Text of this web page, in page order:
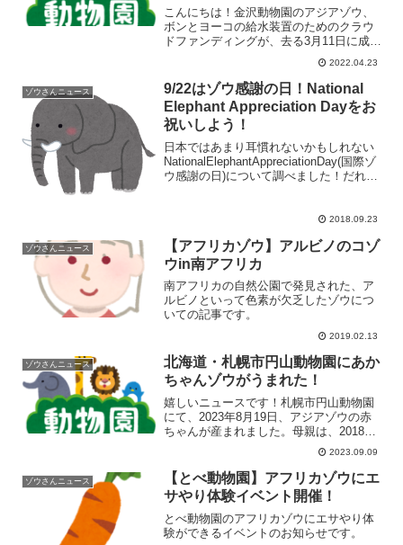
こんにちは！金沢動物園のアジアゾウ、
ボンとヨーコの給水装置のためのクラウ
ドファンディングが、去る3月11日に成立
していました。金沢動物園40周年PJ｜園
の象徴、ゾウのボンとヨーコに給水装置
を金沢動物園開園40周年プロジェクト
インドゾウのボ...
2022.04.23
ゾウさんニュース
9/22はゾウ感謝の日！National
Elephant Appreciation Dayをお
祝いしよう！
日本ではあまり耳慣れないかもしれない
NationalElephantAppreciationDay(国際ゾ
ウ感謝の日)について調べました！だれが
2018.09.23
ゾウさんニュース
【アフリカゾウ】アルビノのコゾ
ウin南アフリカ
南アフリカの自然公園で発見された、ア
ルビノといって色素が欠乏したゾウにつ
いての記事です。
2019.02.13
ゾウさんニュース
北海道・札幌市円山動物園にあか
ちゃんゾウがうまれた！
嬉しいニュースです！札幌市円山動物園
にて、2023年8月19日、アジアゾウの赤
ちゃんが産まれました。母親は、2018年
11月にミャンマーより来園した「パー
ル」、父親はパールと同時に同じくミャ
ンマーより来園した「シュテイン」で
す。国内で「準間...
2023.09.09
ゾウさんニュース
【とべ動物園】アフリカゾウにエ
サやり体験イベント開催！
とべ動物園のアフリカゾウにエサやり体
験ができるイベントのお知らせです。